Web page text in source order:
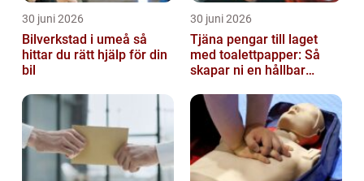
30 juni 2026
Bilverkstad i umeå så
hittar du rätt hjälp för din
bil
30 juni 2026
Tjäna pengar till laget
med toalettpapper: Så
skapar ni en hållbar